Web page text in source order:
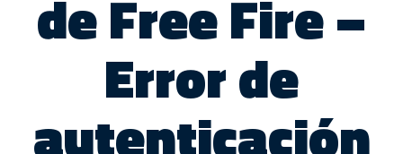
de Free Fire –
Error de
autenticación